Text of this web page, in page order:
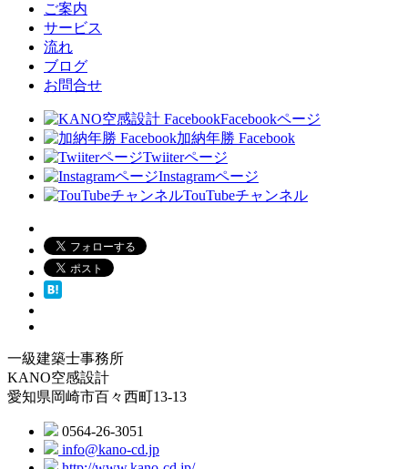
ご案内
サービス
流れ
ブログ
お問合せ
Facebookページ
加納年勝 Facebook
Twiiterページ
Instagramページ
TouTubeチャンネル
一級建築士事務所
KANO空感設計
愛知県岡崎市百々西町13-13
0564-26-3051
info@kano-cd.jp